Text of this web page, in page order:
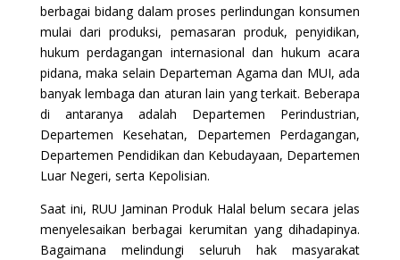
berbagai bidang dalam proses perlindungan konsumen
mulai dari produksi, pemasaran produk, penyidikan,
hukum perdagangan internasional dan hukum acara
pidana, maka selain Departeman Agama dan MUI, ada
banyak lembaga dan aturan lain yang terkait. Beberapa
di antaranya adalah Departemen Perindustrian,
Departemen Kesehatan, Departemen Perdagangan,
Departemen Pendidikan dan Kebudayaan, Departemen
Luar Negeri, serta Kepolisian.
Saat ini, RUU Jaminan Produk Halal belum secara jelas
menyelesaikan berbagai kerumitan yang dihadapinya.
Bagaimana melindungi seluruh hak masyarakat